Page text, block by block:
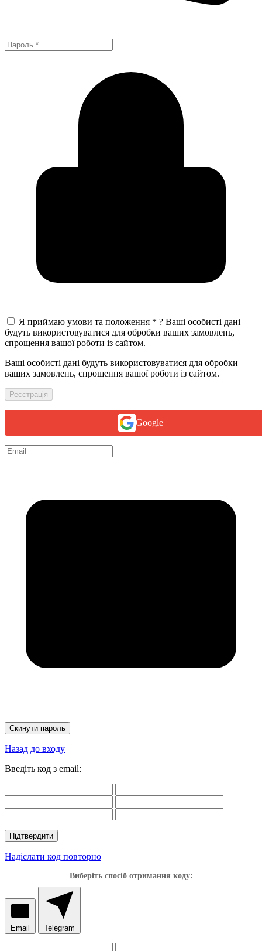
Я приймаю умови та положення * ? Ваші особисті дані
будуть використовуватися для обробки ваших замовлень,
спрощення вашої роботи із сайтом.
Ваші особисті дані будуть використовуватися для обробки
ваших замовлень, спрощення вашої роботи із сайтом.
Реєстрація
Google
Скинути пароль
Назад до входу
Введіть код з email:
Підтвердити
Надіслати код повторно
Виберіть спосіб отримання коду:
Email Telegram